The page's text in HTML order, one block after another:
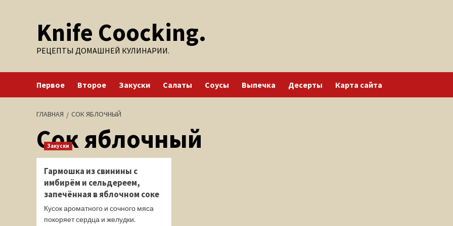
содержимомуKnife Coocking.
РЕЦЕПТЫ ДОМАШНЕЙ КУЛИНАРИИ.
Первое Второе Закуски Салаты Соусы Выпечка Десерты Карта сайта
ГЛАВНАЯ СОК ЯБЛОЧНЫЙ
Сок яблочный
Закуски
Гармошка из свинины с
имбирём и сельдереем,
запечённая в яблочном соке
Кусок ароматного и сочного мяса
покоряет сердца и желудки.